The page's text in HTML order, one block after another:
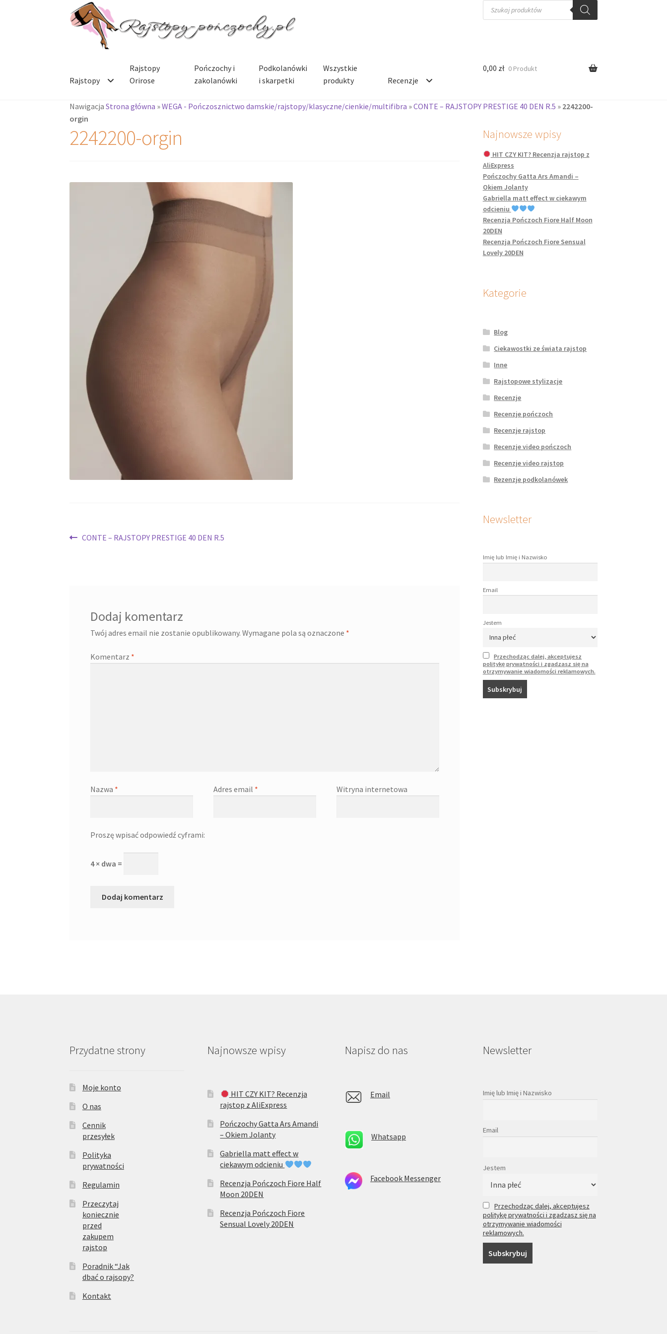
Przejdź
do
nawigacji
Przejdź
do
treści
Wyszukiwarka
produktów
Rajstopy
Rajstopy
Orirose
Pończochy i
zakolanówki
Podkolanówki
i skarpetki
Wszystkie
produkty
Recenzje
0,00 zł 0 Produkt
NawigacjaStrona główna »WEGA - Pończosznictwo damskie/rajstopy/klasyczne/cienkie/multifibra »CONTE – RAJSTOPY PRESTIGE 40 DEN R.5 » 2242200-
orgin
2242200-orgin
Nawigacja
Poprzedni
CONTE – RAJSTOPY PRESTIGE 40 DEN R.5
Dodaj komentarz
Twój adres email nie zostanie opublikowany. Wymagane pola są oznaczone *
Komentarz *
Nazwa * Adres email * Witryna internetowa
Proszę wpisać odpowiedź cyframi:
4 × dwa =
Najnowsze wpisy
HIT CZY KIT? Recenzja rajstop z
AliExpress
Pończochy Gatta Ars Amandi –
Okiem Jolanty
Gabriella matt effect w ciekawym
odcieniu
Recenzja Pończoch Fiore Half Moon
20DEN
Recenzja Pończoch Fiore Sensual
Lovely 20DEN
Kategorie
Blog
Ciekawostki ze świata rajstop
Inne
Rajstopowe stylizacje
Recenzje
Recenzje pończoch
Recenzje rajstop
Recenzje video pończoch
Recenzje video rajstop
Rezenzje podkolanówek
Newsletter
Imię lub Imię i Nazwisko
Email
Jestem
Przechodząc dalej, akceptujesz
politykę prywatności i zgadzasz się na
otrzymywanie wiadomości reklamowych.
Przydatne strony
Moje konto
O nas
Cennik
przesyłek
Polityka
prywatności
Regulamin
Przeczytaj
koniecznie
przed
zakupem
rajstop
Poradnik “Jak
dbać o rajsopy?
Kontakt
Najnowsze wpisy
HIT CZY KIT? Recenzja
rajstop z AliExpress
Pończochy Gatta Ars Amandi
– Okiem Jolanty
Gabriella matt effect w
ciekawym odcieniu
Recenzja Pończoch Fiore Half
Moon 20DEN
Recenzja Pończoch Fiore
Sensual Lovely 20DEN
Napisz do nas
Email
Whatsapp
Facebook Messenger
Newsletter
Imię lub Imię i Nazwisko
Email
Jestem
Przechodząc dalej, akceptujesz
politykę prywatności i zgadzasz się na
otrzymywanie wiadomości
reklamowych.